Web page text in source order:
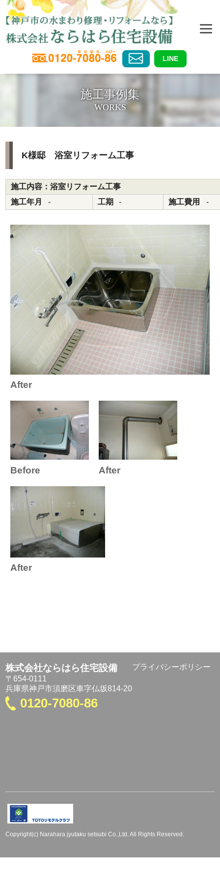
LINE
施工事例集
WORKS
K様邸 浴室リフォーム工事
施工内容：浴室リフォーム工事
施工年月
- 工期 - 施工費用 -
After
Before After
After
株式会社ならはら住宅設備
〒654-0111
兵庫県神戸市須磨区車字仏坂814-20
0120-7080-86
プライバシーポリシー
Copyright(c) Narahara jyutaku setsubi Co.,Ltd. All Rights Reserved.